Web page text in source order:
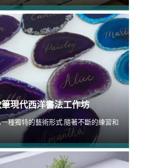
現代西洋書法工作坊
種獨特的藝術形式,隨著不斷的練習和